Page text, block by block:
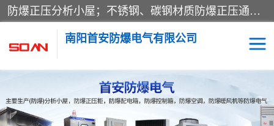
防爆正压分析小屋；不锈钢、碳钢材质防爆正压通风柜，分上下、左右、外挂三种款式；立式、挂式防爆配电柜体；不锈钢、碳钢防爆变频、磁力、星三角启动器；不锈钢、碳钢、铸铝防爆控制箱柜；可操作按键、多块式防爆仪表箱；多材质防爆接线箱；台式防爆电脑、防爆监视器。产品适配石油、化工、煤炭、电力、纺织、酿酒、航天、铁路、冶金、船舶、消防、市政等多行业工况使用。
南阳首安防爆电气有限公司
防爆小屋 防爆正压柜